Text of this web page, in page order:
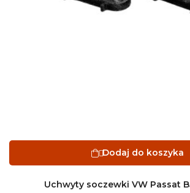
Dodaj do koszyka
Uchwyty soczewki VW Passat